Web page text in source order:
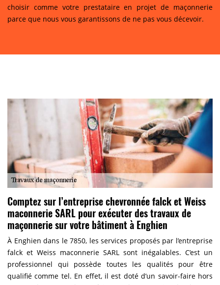
choisir comme votre prestataire en projet de maçonnerie
parce que nous vous garantissons de ne pas vous décevoir.
Comptez sur l’entreprise chevronnée falck et Weiss
maconnerie SARL pour exécuter des travaux de
maçonnerie sur votre bâtiment à Enghien
À Enghien dans le 7850, les services proposés par l’entreprise
falck et Weiss maconnerie SARL sont inégalables. C’est un
professionnel qui possède toutes les qualités pour être
qualifié comme tel. En effet, il est doté d’un savoir-faire hors